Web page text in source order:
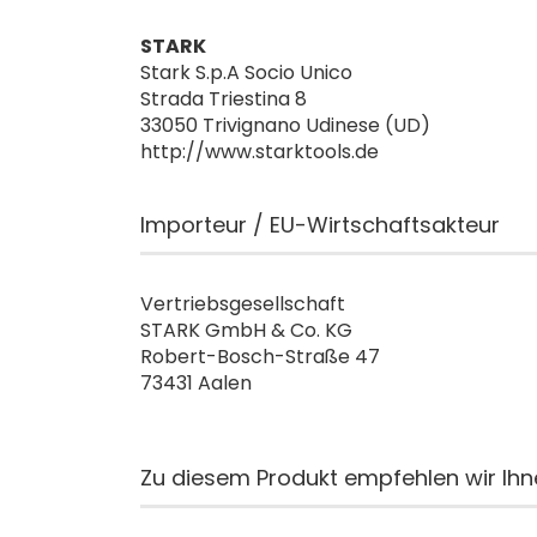
STARK
Stark S.p.A Socio Unico
Strada Triestina 8
33050 Trivignano Udinese (UD)
http://www.starktools.de
Importeur / EU-Wirtschaftsakteur
Vertriebsgesellschaft
STARK GmbH & Co. KG
Robert-Bosch-Straße 47
73431 Aalen
Zu diesem Produkt empfehlen wir